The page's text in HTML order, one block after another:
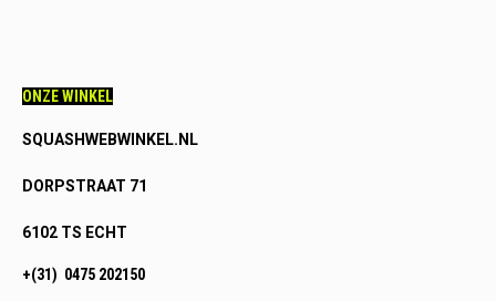
ONZE WINKEL
SQUASHWEBWINKEL.NL
DORPSTRAAT 71
6102 TS ECHT
+(31) 0475 202150